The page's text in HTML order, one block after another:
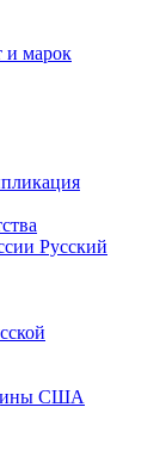
и марок
Русский
США